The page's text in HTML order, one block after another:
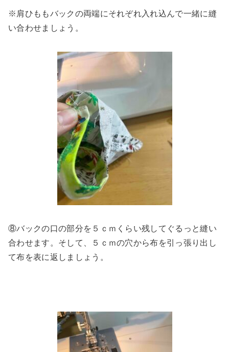
※肩ひももバックの両端にそれぞれ入れ込んで一緒に縫
い合わせましょう。
⑧バックの口の部分を５ｃｍくらい残してぐるっと縫い
合わせます。そして、５ｃｍの穴から布を引っ張り出し
て布を表に返しましょう。